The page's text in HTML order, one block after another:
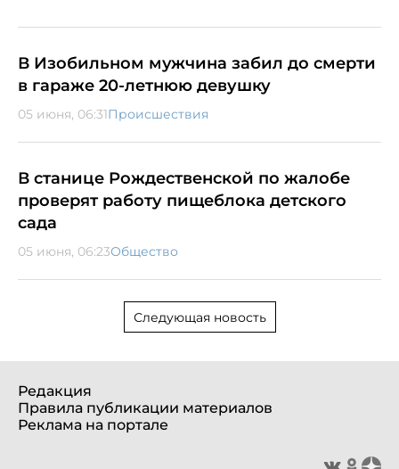
В Изобильном мужчина забил до смерти
в гараже 20-летнюю девушку
05 июня, 06:31Происшествия
В станице Рождественской по жалобе
проверят работу пищеблока детского
сада
05 июня, 06:23Общество
Следующая новость
Редакция
Правила публикации материалов
Реклама на портале